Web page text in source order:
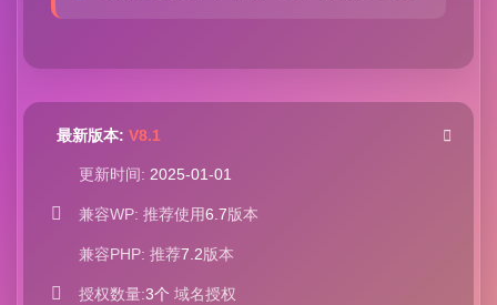
最新版本: V8.1
更新时间: 2025-01-01
兼容WP: 推荐使用6.7版本
兼容PHP: 推荐7.2版本
授权数量:3个 域名授权